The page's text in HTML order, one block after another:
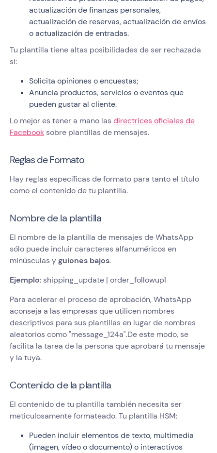
actualización de finanzas personales,
actualización de reservas, actualización de envíos
o actualización de entradas.
Tu plantilla tiene altas posibilidades de ser rechazada
si:
Solicita opiniones o encuestas;
Anuncia productos, servicios o eventos que
pueden gustar al cliente.
Lo mejor es tener a mano las directrices oficiales de
Facebook sobre plantillas de mensajes.
Reglas de Formato
Hay reglas específicas de formato para tanto el título
como el contenido de tu plantilla.
Nombre de la plantilla
El nombre de la plantilla de mensajes de WhatsApp
sólo puede incluir caracteres alfanuméricos en
minúsculas yguiones bajos.
Ejemplo: shipping_update | order_followup1
Para acelerar el proceso de aprobación, WhatsApp
aconseja a las empresas que utilicen nombres
descriptivos para sus plantillas en lugar de nombres
aleatorios como "message_124a".De este modo, se
facilita la tarea de la persona que aprobará tu mensaje
y la tuya.
Contenido de la plantilla
El contenido de tu plantilla también necesita ser
meticulosamente formateado. Tu plantilla HSM:
Pueden incluir elementos de texto, multimedia
(imagen, vídeo o documento) o interactivos